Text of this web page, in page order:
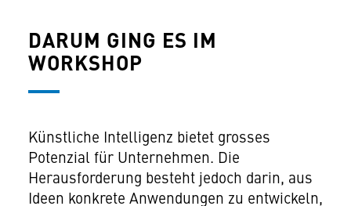
DARUM GING ES IM
WORKSHOP
Künstliche Intelligenz bietet grosses
Potenzial für Unternehmen. Die
Herausforderung besteht jedoch darin, aus
Ideen konkrete Anwendungen zu entwickeln,